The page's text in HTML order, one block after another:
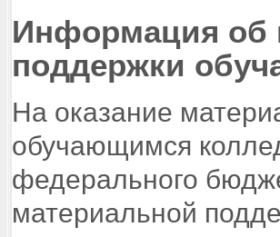
Информация об
поддержки
На оказание
обучающимся
федерального
материальной